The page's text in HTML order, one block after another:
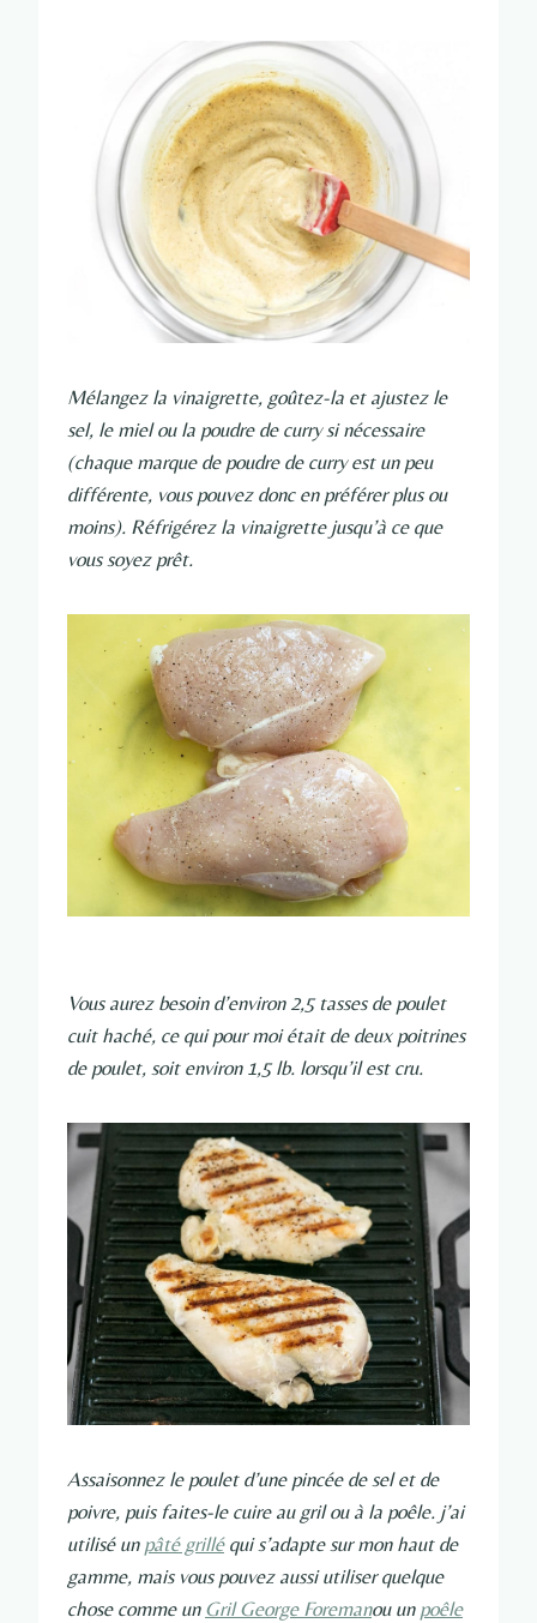
Mélangez la vinaigrette, goûtez-la et ajustez le
sel, le miel ou la poudre de curry si nécessaire
(chaque marque de poudre de curry est un peu
différente, vous pouvez donc en préférer plus ou
moins). Réfrigérez la vinaigrette jusqu’à ce que
vous soyez prêt.
Vous aurez besoin d’environ 2,5 tasses de poulet
cuit haché, ce qui pour moi était de deux poitrines
de poulet, soit environ 1,5 lb. lorsqu’il est cru.
Assaisonnez le poulet d’une pincée de sel et de
poivre, puis faites-le cuire au gril ou à la poêle. j’ai
utilisé un pâté grilléqui s’adapte sur mon haut de
gamme, mais vous pouvez aussi utiliser quelque
chose comme un Gril George Foremanou un poêle